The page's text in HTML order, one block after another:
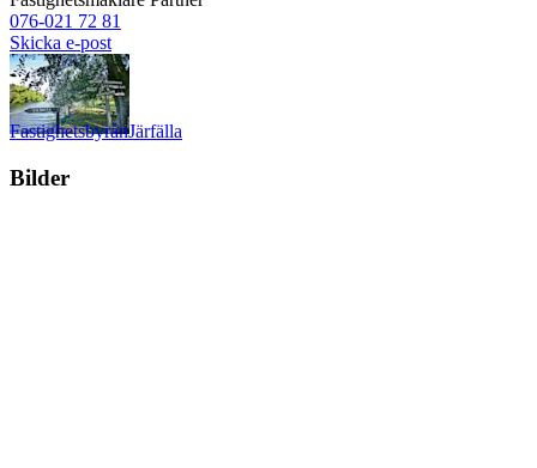
076-021 72 81
Skicka e-post
FastighetsbyrånJärfälla
Bilder